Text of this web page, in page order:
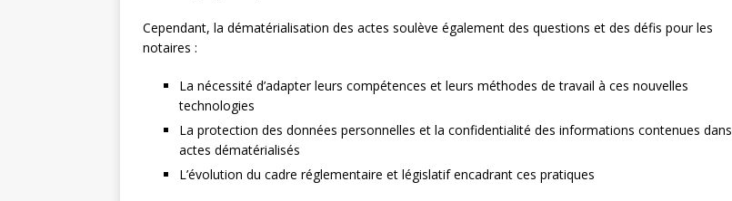
Cependant, la dématérialisation des actes soulève également des questions et des défis pour les
notaires :
La nécessité d’adapter leurs compétences et leurs méthodes de travail à ces nouvelles
technologies
La protection des données personnelles et la confidentialité des informations contenues
actes dématérialisés
L’évolution du cadre réglementaire et législatif encadrant ces pratiques